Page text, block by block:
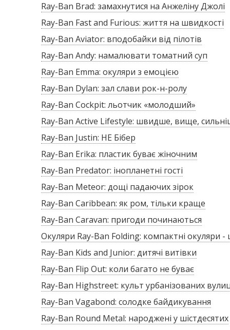
Ray-Ban Brad: замахнутися на Анжеліну Джолі
Ray-Ban Fast and Furious: життя на швидкості
Ray-Ban Aviator: вподобайки від пілотів
Ray-Ban Andy: намалювати томатний суп
Ray-Ban Emma: окуляри з емоцією
Ray-Ban Dylan: зал слави рок-н-ролу
Ray-Ban Cockpit: льотчик «молодший»
Ray-Ban Active Lifestyle: швидше, вище,
Ray-Ban Justin: НЕ Бібер
Ray-Ban Erika: пластик буває жіночним
Ray-Ban Predator: інопланетні гості
Ray-Ban Meteor: дощі падаючих зірок
Ray-Ban Caribbean: як ром, тільки краще
Ray-Ban Caravan: пригоди починаються
Окуляри Ray-Ban Folding: компактні окуляри
Ray-Ban Kids and Junior: дитячі витівки
Ray-Ban Flip Out: коли багато не буває
Ray-Ban Highstreet: культ урбанізованих
Ray-Ban Vagabond: солодке байдикування
Ray-Ban Round Metal: народжені у шістдесятих